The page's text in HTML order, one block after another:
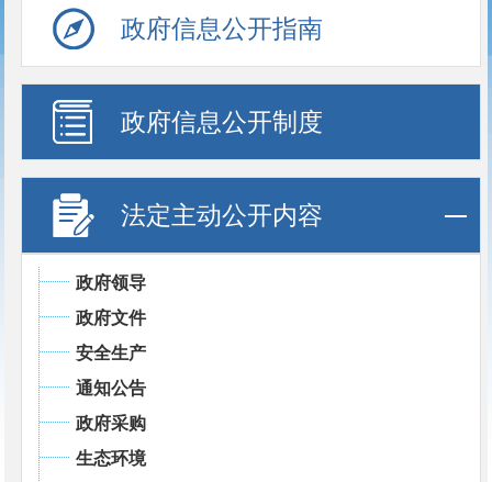
政府信息公开指南
政府信息公开制度
法定主动公开内容
政府领导
政府文件
安全生产
通知公告
政府采购
生态环境